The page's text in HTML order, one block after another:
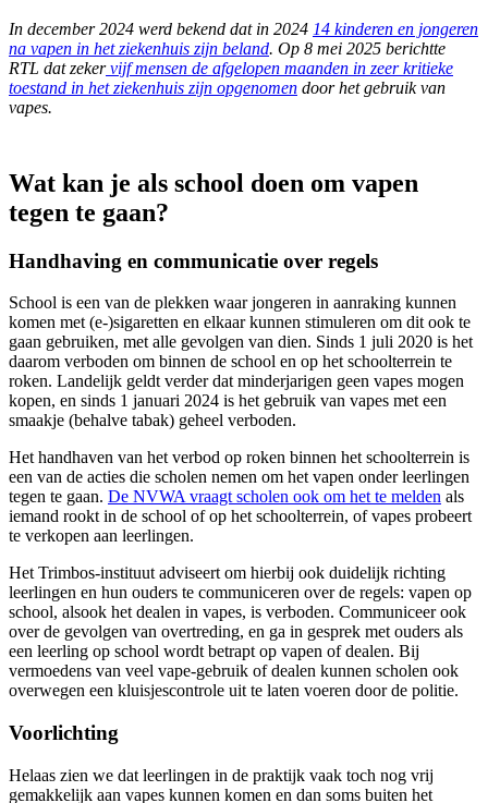
In december 2024 werd bekend dat in 2024 14 kinderen en jongeren
na vapen in het ziekenhuis zijn beland. Op 8 mei 2025 berichtte
RTL dat zekervijf mensen de afgelopen maanden in zeer kritieke
toestand in het ziekenhuis zijn opgenomen door het gebruik van
vapes.
Wat kan je als school doen om vapen
tegen te gaan?
Handhaving en communicatie over regels
School is een van de plekken waar jongeren in aanraking kunnen
komen met (e-)sigaretten en elkaar kunnen stimuleren om dit ook te
gaan gebruiken, met alle gevolgen van dien. Sinds 1 juli 2020 is het
daarom verboden om binnen de school en op het schoolterrein te
roken. Landelijk geldt verder dat minderjarigen geen vapes mogen
kopen, en sinds 1 januari 2024 is het gebruik van vapes met een
smaakje (behalve tabak) geheel verboden.
Het handhaven van het verbod op roken binnen het schoolterrein is
een van de acties die scholen nemen om het vapen onder leerlingen
tegen te gaan. De NVWA vraagt scholen ook om het te melden als
iemand rookt in de school of op het schoolterrein, of vapes probeert
te verkopen aan leerlingen.
Het Trimbos-instituut adviseert om hierbij ook duidelijk richting
leerlingen en hun ouders te communiceren over de regels: vapen op
school, alsook het dealen in vapes, is verboden. Communiceer ook
over de gevolgen van overtreding, en ga in gesprek met ouders als
een leerling op school wordt betrapt op vapen of dealen. Bij
vermoedens van veel vape-gebruik of dealen kunnen scholen ook
overwegen een kluisjescontrole uit te laten voeren door de politie.
Voorlichting
Helaas zien we dat leerlingen in de praktijk vaak toch nog vrij
gemakkelijk aan vapes kunnen komen en dan soms buiten het